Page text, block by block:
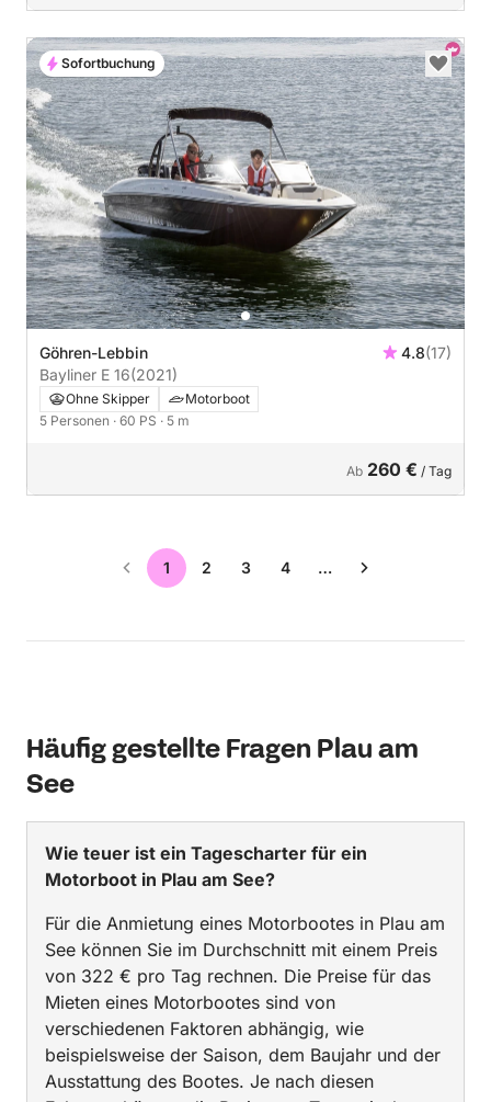
Göhren-Lebbin 4.8(17)
Bayliner E 16(2021)
Ohne Skipper
Motorboot
5 Personen · 60 PS · 5 m
Ab 260 € / Tag
Sofortbuchung
1 2 3 4 …
Häufig gestellte Fragen Plau am
See
Wie teuer ist ein Tagescharter für ein
Motorboot in Plau am See?
Für die Anmietung eines Motorbootes in Plau am
See können Sie im Durchschnitt mit einem Preis
von 322 € pro Tag rechnen. Die Preise für das
Mieten eines Motorbootes sind von
verschiedenen Faktoren abhängig, wie
beispielsweise der Saison, dem Baujahr und der
Ausstattung des Bootes. Je nach diesen